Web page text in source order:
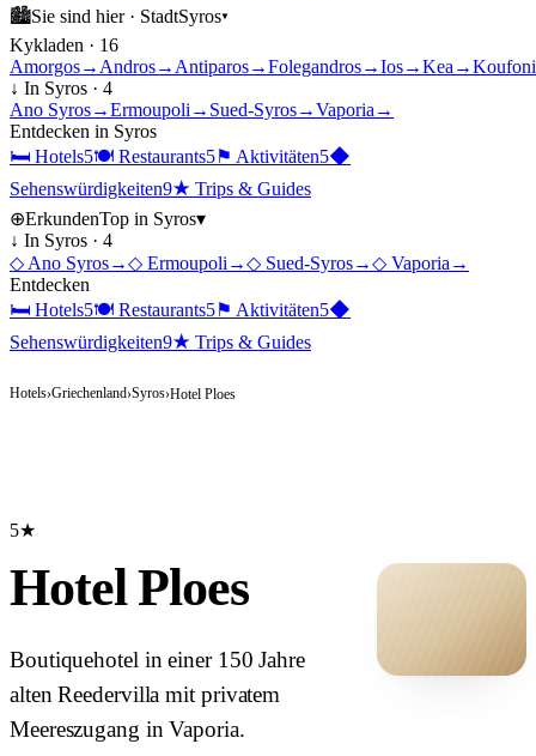
🏙Sie sind hier · StadtSyros▾
Kykladen · 16
Amorgos→ Andros→ Antiparos→Folegandros→Ios→Kea →
↓ In Syros · 4
Ano Syros→Ermoupoli → Sued-Syros→Vaporia →
Entdecken in Syros
🛏 Hotels5🍽 Restaurants5⚑ Aktivitäten5◆
Sehenswürdigkeiten9★ Trips & Guides
⊕ErkundenTop in Syros▾
↓ In Syros · 4
◇ Ano Syros→◇ Ermoupoli →◇ Sued-Syros→◇ Vaporia →
Entdecken
🛏 Hotels5🍽 Restaurants5⚑ Aktivitäten5◆
Sehenswürdigkeiten9★ Trips & Guides
Hotels›Griechenland›Syros›Hotel Ploes
5★
Hotel Ploes
Boutiquehotel in einer 150 Jahre
alten Reedervilla mit privatem
Meereszugang in Vaporia.